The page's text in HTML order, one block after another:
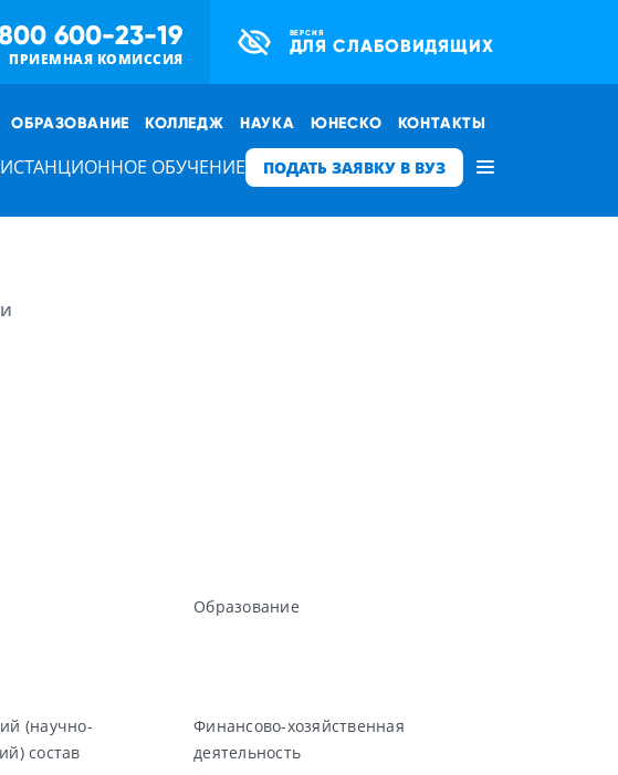
600-23-19
ПРИЕМНАЯ КОМИССИЯ
ВЕРСИЯ
ДЛЯ СЛАБОВИДЯЩИХ
ОБРАЗОВАНИЕ КОЛЛЕДЖ НАУКА ЮНЕСКО КОНТАКТЫ
ОБУЧЕНИЕ ПОДАТЬ ЗАЯВКУ В ВУЗ
Образование
(научно-
состав
Финансово-хозяйственная
деятельность